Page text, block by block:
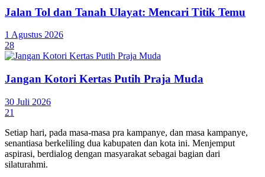
Jalan Tol dan Tanah Ulayat: Mencari Titik Temu
1 Agustus 2026
28
Jangan Kotori Kertas Putih Praja Muda
30 Juli 2026
21
Setiap hari, pada masa-masa pra kampanye, dan masa kampanye,
senantiasa berkeliling dua kabupaten dan kota ini. Menjemput
aspirasi, berdialog dengan masyarakat sebagai bagian dari
silaturahmi.